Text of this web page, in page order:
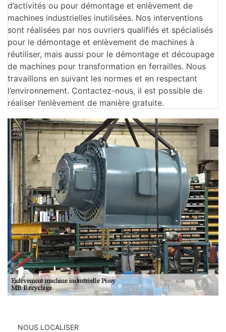
d’activités ou pour démontage et enlèvement de
machines industrielles inutilisées. Nos interventions
sont réalisées par nos ouvriers qualifiés et spécialisés
pour le démontage et enlèvement de machines à
réutiliser, mais aussi pour le démontage et découpage
de machines pour transformation en ferrailles. Nous
travaillons en suivant les normes et en respectant
l’environnement. Contactez-nous, il est possible de
réaliser l’enlèvement de manière gratuite.
NOUS LOCALISER